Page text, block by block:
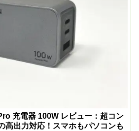
充電器 100W レビュー：超コン
高出力対応！スマホもパソコンも